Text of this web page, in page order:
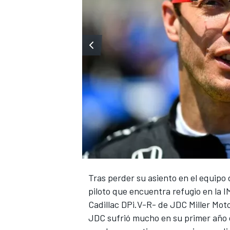
Tras perder su asiento en el equipo
piloto que encuentra refugio en la
Cadillac DPi.V-R- de JDC Miller
JDC sufrió mucho en su primer año